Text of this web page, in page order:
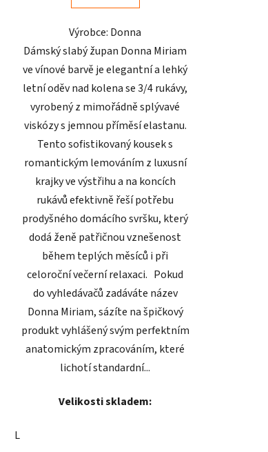
hvězdiček.
Výrobce: Donna
Dámský slabý župan Donna Miriam
ve vínové barvě je elegantní a lehký
letní oděv nad kolena se 3/4 rukávy,
vyrobený z mimořádně splývavé
viskózy s jemnou příměsí elastanu.
Tento sofistikovaný kousek s
romantickým lemováním z luxusní
krajky ve výstřihu a na koncích
rukávů efektivně řeší potřebu
prodyšného domácího svršku, který
dodá ženě patřičnou vznešenost
během teplých měsíců i při
celoroční večerní relaxaci. Pokud
do vyhledávačů zadáváte název
Donna Miriam, sázíte na špičkový
produkt vyhlášený svým perfektním
anatomickým zpracováním, které
lichotí standardní...
Velikosti skladem:
L